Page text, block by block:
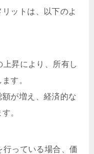
ットは、以下のよ
昇により、所有し
す。
が増え、経済的な
。
行っている場合、価